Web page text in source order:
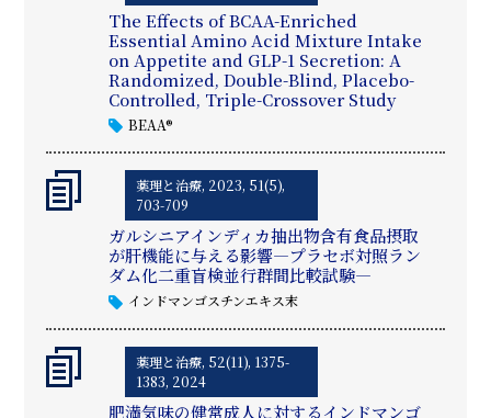
The Effects of BCAA-Enriched
Essential Amino Acid Mixture Intake
on Appetite and GLP-1 Secretion: A
Randomized, Double-Blind, Placebo-
Controlled, Triple-Crossover Study
BEAA®
薬理と治療, 2023, 51(5),
703-709
ガルシニアインディカ抽出物含有食品摂取
が肝機能に与える影響—プラセボ対照ラン
ダム化二重盲検並行群間比較試験—
インドマンゴスチンエキス末
薬理と治療, 52(11), 1375-
1383, 2024
肥満気味の健常成人に対するインドマンゴ